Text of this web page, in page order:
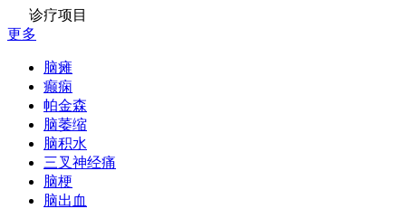
诊疗项目
更多
脑瘫
癫痫
帕金森
脑萎缩
脑积水
三叉神经痛
脑梗
脑出血